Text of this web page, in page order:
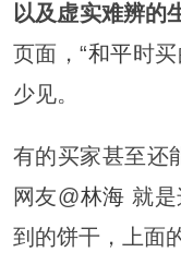
以及虚实难辨的
页面，“和平时
少见。
有的买家甚至还
网友@林海 就是
到的饼干，上面